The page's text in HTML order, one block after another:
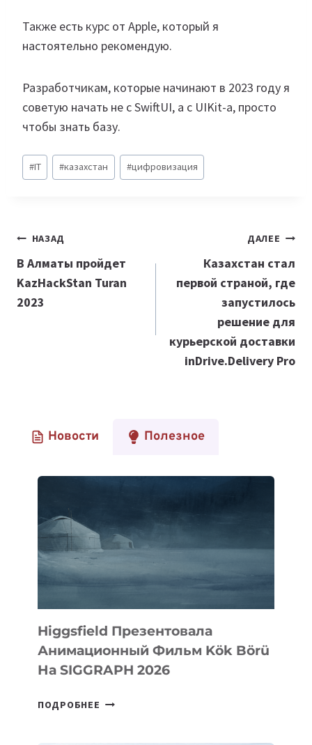
Также есть курс от Apple, который я
настоятельно рекомендую.
Разработчикам, которые начинают в 2023 году я
советую начать не с SwiftUI, a c UIKit-а, просто
чтобы знать базу.
Метки
записи:
#IT #казахстан #цифровизация
Навигация
по
записям
НАЗАД
В Алматы пройдет
KazHackStan Turan
2023
ДАЛЕЕ
Казахстан стал
первой страной, где
запустилось
решение для
курьерской доставки
inDrive.Delivery Pro
Новости Полезное
Higgsfield Презентовала
Анимационный Фильм Kök Börü
На SIGGRAPH 2026
ПОДРОБНЕЕ HIGGSFIELD